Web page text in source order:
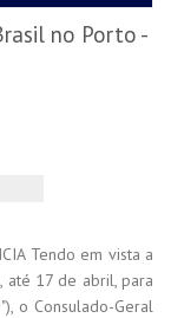
no Porto -
Tendo em vista a
até 17 de abril, para
o Consulado-Geral